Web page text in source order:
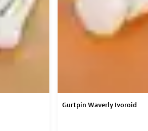
Gurtpin Waverly Ivoroid